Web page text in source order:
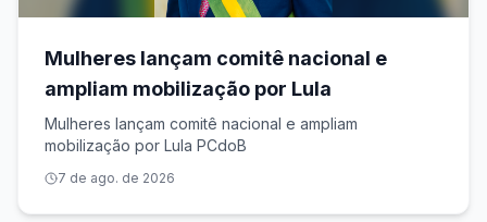
Mulheres lançam comitê nacional e
ampliam mobilização por Lula
Mulheres lançam comitê nacional e ampliam
mobilização por Lula PCdoB
7 de ago. de 2026